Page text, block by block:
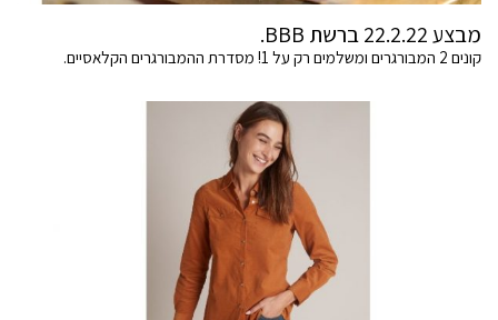
מבצע 22.2.22 ברשת BBB.
קונים 2 המבורגרים ומשלמים רק על 1! מסדרת ההמבורגרים הקלאסיים.